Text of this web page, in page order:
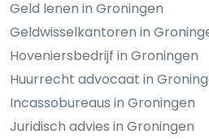
Geld lenen in Groningen
Geldwisselkantoren in
Hoveniersbedrijf in Groningen
Huurrecht advocaat in
Incassobureaus in Groningen
Juridisch advies in Groningen